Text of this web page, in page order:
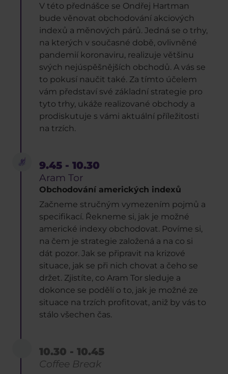
V této přednášce se Ondřej Hartman
bude věnovat obchodování akciových
indexů a měnových párů. Jedná se o trhy,
na kterých v současné době, ovlivněné
pandemií koronaviru, realizuje většinu
svých nejúspěšnějších obchodů. A vás se
to pokusí naučit také. Za tímto účelem
vám představí své základní strategie pro
tyto trhy, ukáže realizované obchody a
prodiskutuje s vámi aktuální příležitosti
na trzích.
9.45 - 10.30
Aram Tor
Obchodování amerických indexů
Začneme stručným vymezením pojmů a
specifikací. Řekneme si, jak je možné
americké indexy obchodovat. Povíme si,
na čem je strategie založená a na co si
dát pozor. Jak se připravit na krizové
situace, jak se při nich chovat a čeho se
držet. Zjistíte, co Aram Tor sleduje a
dokonce se podělí o to, jak je možné ze
situace na trzích profitovat, aniž by vás to
stálo všechen čas.
10.30 - 10.45
Coffee Break